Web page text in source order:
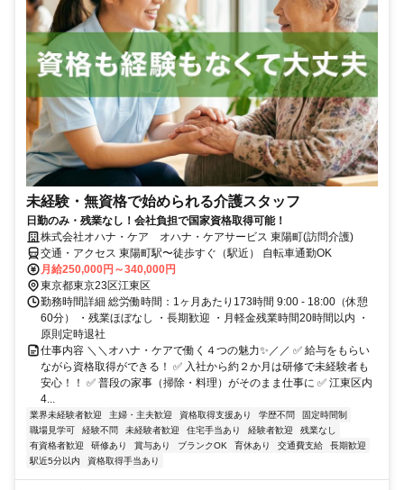
未経験・無資格で始められる介護スタッフ
日勤のみ・残業なし！会社負担で国家資格取得可能！
株式会社オハナ・ケア オハナ・ケアサービス 東陽町(訪問介護)
交通・アクセス 東陽町駅〜徒歩すぐ（駅近） 自転車通勤OK
月給250,000円～340,000円
東京都東京23区江東区
勤務時間詳細 総労働時間：1ヶ月あたり173時間 9:00 - 18:00（休憩
60分） ・残業ほぼなし ・長期歓迎 ・月軽金残業時間20時間以内 ・
原則定時退社
仕事内容 ＼＼オハナ・ケアで働く４つの魅力✨／／ ✅ 給与をもらい
ながら資格取得ができる！ ✅ 入社から約２か月は研修で未経験者も
安心！！ ✅ 普段の家事（掃除・料理）がそのまま仕事に ✅ 江東区内
4...
業界未経験者歓迎 主婦・主夫歓迎 資格取得支援あり 学歴不問
固定時間制
職場見学可
経験不問 未経験者歓迎 住宅手当あり 経験者歓迎
残業なし
有資格者歓迎
研修あり 賞与あり ブランクOK 育休あり 交通費支給
長期歓迎
駅近5分以内
資格取得手当あり